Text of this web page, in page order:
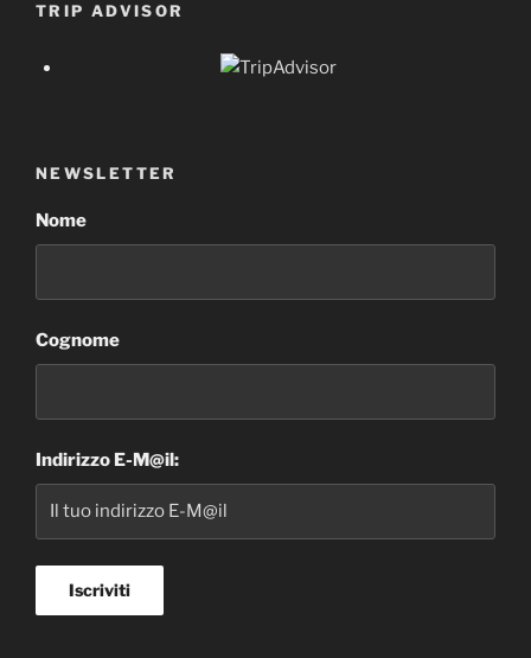
TRIP ADVISOR
NEWSLETTER
Nome
Cognome
Indirizzo E-M@il: